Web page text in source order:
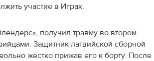
участие в Играх.
получил травму во втором
Защитник латвийской сборной
жестко прижав его к борту. После